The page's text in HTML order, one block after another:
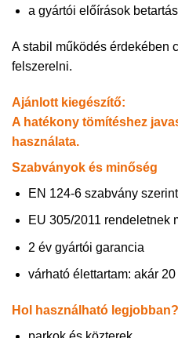
a gyártói előírások
A stabil működés érdekében
felszerelni.
Ajánlott kiegészítő:
A hatékony tömítéshez
használata.
Szabványok és minőség
EN 124-6 szabvány
EU 305/2011 rendeletnek
2 év gyártói garancia
várható élettartam: akár 20
Hol használható legjobban?